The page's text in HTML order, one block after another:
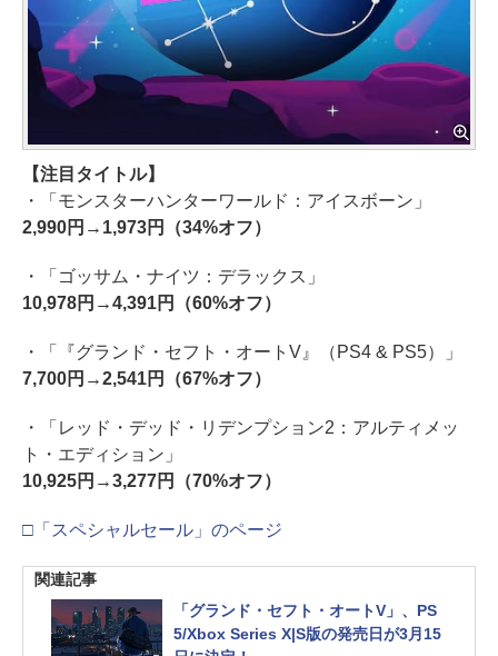
【注目タイトル】
・「モンスターハンターワールド：アイスボーン」
2,990円→1,973円（34%オフ）
・「ゴッサム・ナイツ：デラックス」
10,978円→4,391円（60%オフ）
・「『グランド・セフト・オートV』（PS4 & PS5）」
7,700円→2,541円（67%オフ）
・「レッド・デッド・リデンプション2：アルティメッ
ト・エディション」
10,925円→3,277円（70%オフ）
□「スペシャルセール」のページ
関連記事
「グランド・セフト・オートV」、PS
5/Xbox Series X|S版の発売日が3月15